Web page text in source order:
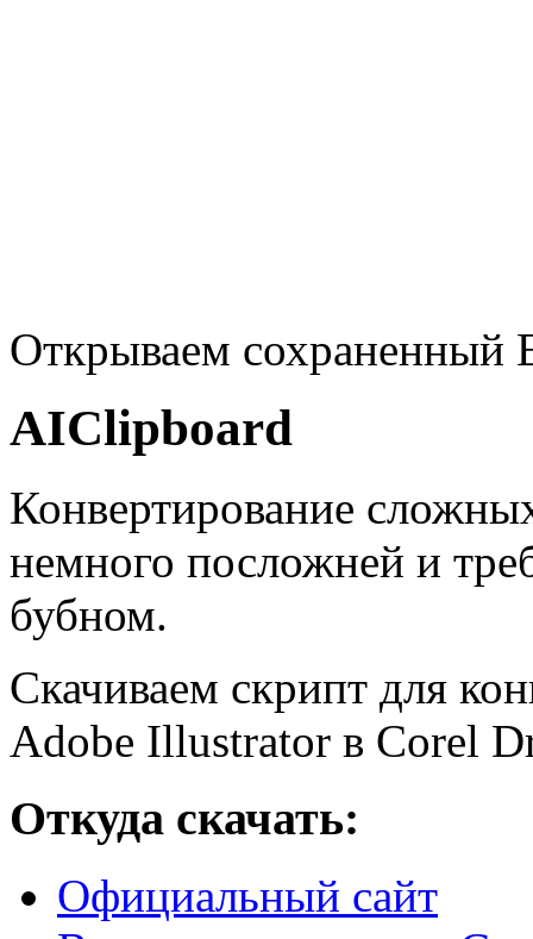
Открываем сохраненный
AIClipboard
Конвертирование
немного посложней и
бубном.
Скачиваем скрипт для
Adobe Illustrator в Corel
Откуда скачать:
Официальный сайт